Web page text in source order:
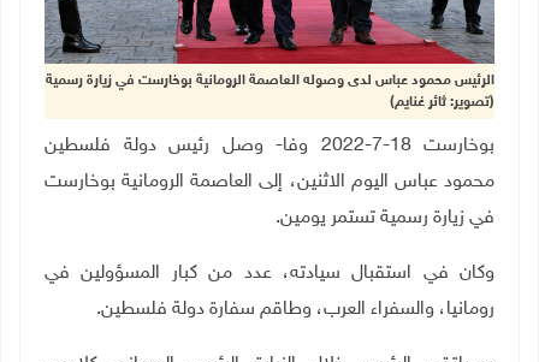
الرئيس محمود عباس لدى وصوله العاصمة الرومانية بوخارست في زيارة رسمية
(تصوير: ثائر غنايم)
بوخارست 18-7-2022 وفا- وصل رئيس دولة فلسطين
محمود عباس اليوم الاثنين، إلى العاصمة الرومانية بوخارست
في زيارة رسمية تستمر يومين.
وكان في استقبال سيادته، عدد من كبار المسؤولين في
رومانيا، والسفراء العرب، وطاقم سفارة دولة فلسطين.